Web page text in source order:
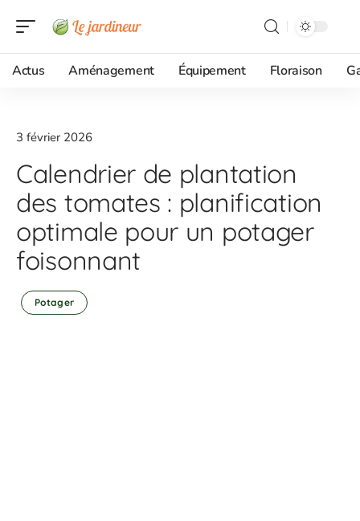
Actus Aménagement Équipement Floraison
3 février 2026
Calendrier de plantation
des tomates : planification
optimale pour un potager
foisonnant
Potager